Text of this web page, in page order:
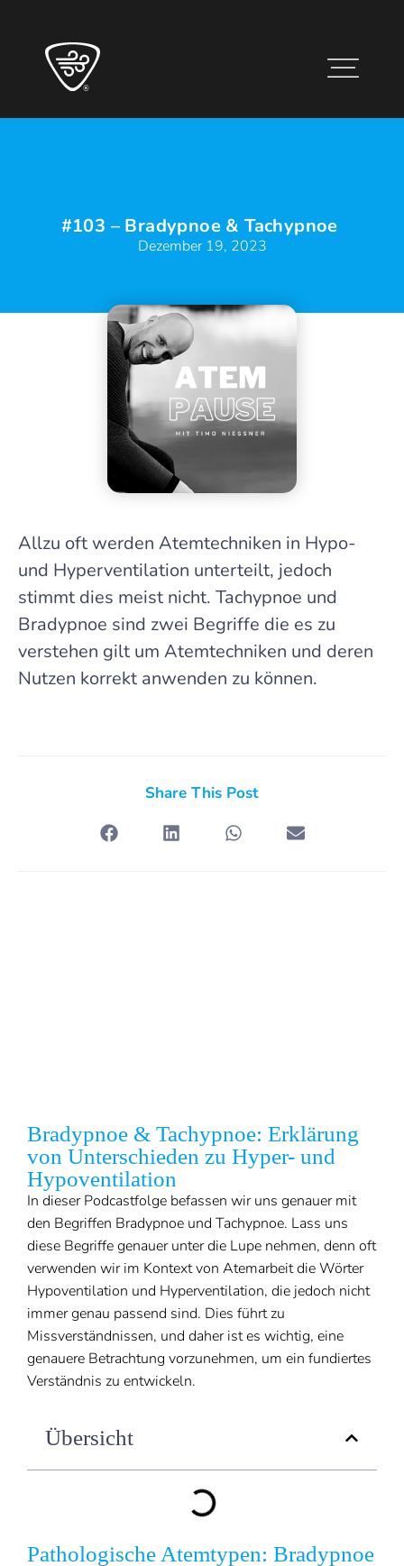
#103 – Bradypnoe & Tachypnoe
Dezember 19, 2023
Allzu oft werden Atemtechniken in Hypo-
und Hyperventilation unterteilt, jedoch
stimmt dies meist nicht. Tachypnoe und
Bradypnoe sind zwei Begriffe die es zu
verstehen gilt um Atemtechniken und deren
Nutzen korrekt anwenden zu können.
Share This Post
Bradypnoe & Tachypnoe: Erklärung
von Unterschieden zu Hyper- und
Hypoventilation
In dieser Podcastfolge befassen wir uns genauer mit
den Begriffen Bradypnoe und Tachypnoe. Lass uns
diese Begriffe genauer unter die Lupe nehmen, denn oft
verwenden wir im Kontext von Atemarbeit die Wörter
Hypoventilation und Hyperventilation, die jedoch nicht
immer genau passend sind. Dies führt zu
Missverständnissen, und daher ist es wichtig, eine
genauere Betrachtung vorzunehmen, um ein fundiertes
Verständnis zu entwickeln.
Übersicht
Pathologische Atemtypen: Bradypnoe